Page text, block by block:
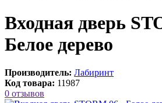
Входная дверь
Белое дерево
Производитель: Лабиринт
Код товара: 11987
0 отзывов